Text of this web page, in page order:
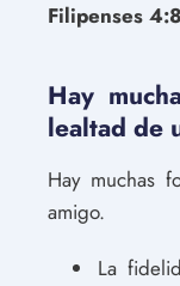
Filipenses
Hay
lealtad de
Hay muchas
amigo.
La